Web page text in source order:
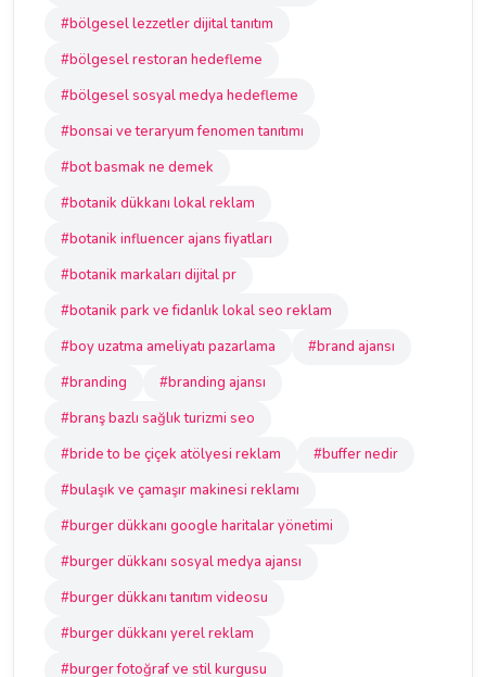
#bölgesel lezzetler dijital tanıtım
#bölgesel restoran hedefleme
#bölgesel sosyal medya hedefleme
#bonsai ve teraryum fenomen tanıtımı
#bot basmak ne demek
#botanik dükkanı lokal reklam
#botanik influencer ajans fiyatları
#botanik markaları dijital pr
#botanik park ve fidanlık lokal seo reklam
#boy uzatma ameliyatı pazarlama
#brand ajansı
#branding
#branding ajansı
#branş bazlı sağlık turizmi seo
#bride to be çiçek atölyesi reklam
#buffer nedir
#bulaşık ve çamaşır makinesi reklamı
#burger dükkanı google haritalar yönetimi
#burger dükkanı sosyal medya ajansı
#burger dükkanı tanıtım videosu
#burger dükkanı yerel reklam
#burger fotoğraf ve stil kurgusu